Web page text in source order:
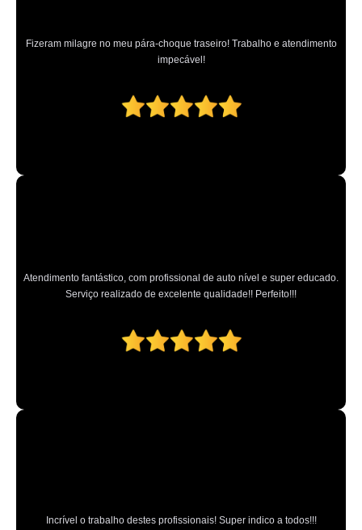
preço de pintura interna automotiva Pompéia
pintura perolizada automotiva Caieras
retoque de pintura automotiva Alphaville
micro pinturas automotivas Vila Maria Alta
pinturas internas automotivas Mandaqui
valores de oficina de pintura automotiva Campo Limpo Paulista
retoque pinturas automotivas Vila Medeiros
Fizeram milagre no meu pára-choque traseiro! Trabalho e atendimento
impecável!
Atendimento fantástico, com profissional de auto nível e super educado.
Serviço realizado de excelente qualidade!! Perfeito!!!
Incrível o trabalho destes profissionais! Super indico a todos!!!